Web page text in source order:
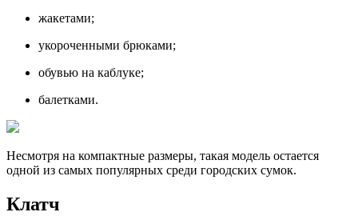
жакетами;
укороченными брюками;
обувью на каблуке;
балетками.
Несмотря на компактные размеры, такая модель остается
одной из самых популярных среди городских сумок.
Клатч